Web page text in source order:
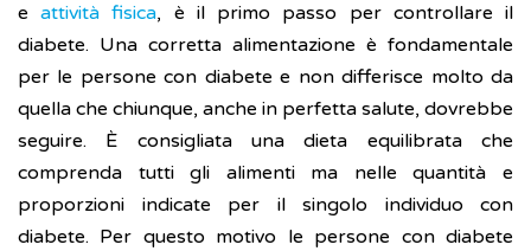
eattività fisica, è il primo passo per controllare il
diabete. Una corretta alimentazione è fondamentale
per le persone con diabete e non differisce molto da
quella che chiunque, anche in perfetta salute, dovrebbe
seguire. È consigliata una dieta equilibrata che
comprenda tutti gli alimenti ma nelle quantità e
proporzioni indicate per il singolo individuo con
diabete. Per questo motivo le persone con diabete